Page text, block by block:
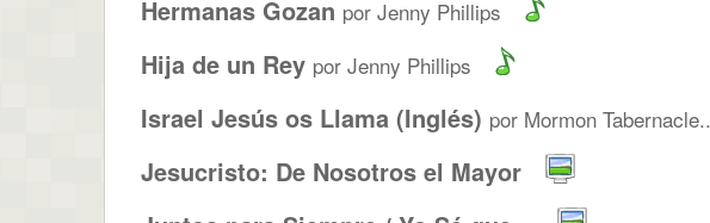
Hermanas Gozan por Jenny Phillips
Hija de un Rey por Jenny Phillips
Israel Jesús os Llama (Inglés) por Mormon
Jesucristo: De Nosotros el Mayor